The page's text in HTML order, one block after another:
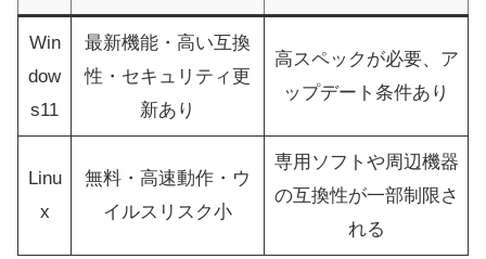
Win
dow
s11
最新機能・高い互換
性・セキュリティ更
新あり
高スペックが必要、ア
ップデート条件あり
Linu
x
無料・高速動作・ウ
イルスリスク小
専用ソフトや周辺機器
の互換性が一部制限さ
れる